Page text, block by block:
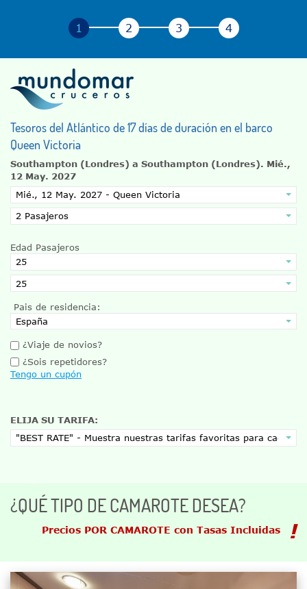
Tesoros del Atlántico de 17 días de duración en el barco
Queen Victoria
Southampton (Londres) a Southampton (Londres). Mié.,
12 May. 2027
Edad Pasajeros
Pais de residencia:
¿Viaje de novios?
¿Sois repetidores?
Tengo un cupón
ELIJA SU TARIFA:
¿QUÉ TIPO DE CAMAROTE DESEA?
Precios POR CAMAROTE con Tasas Incluidas